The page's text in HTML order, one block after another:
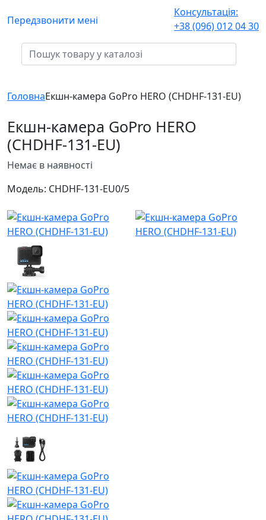
Передзвонити мені
Консультація:
+38 (096) 012 04 30
ГоловнаЕкшн-камера GoPro HERO (CHDHF-131-EU)
Екшн-камера GoPro HERO
(CHDHF-131-EU)
Немає в наявності
Модель: CHDHF-131-EU0/5